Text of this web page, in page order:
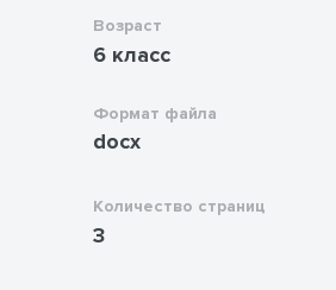
Возраст
6 класс
Формат файла
docx
Количество страниц
3